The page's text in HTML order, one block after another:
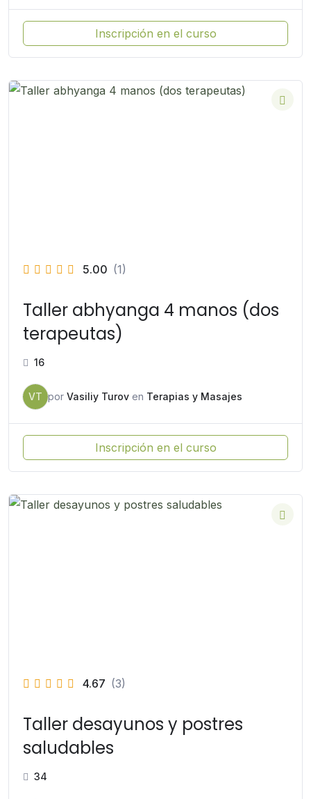
Inscripción en el curso
5.00 (1)
Taller abhyanga 4 manos (dos
terapeutas)
16
VT por Vasiliy Turov en Terapias y Masajes
Inscripción en el curso
4.67 (3)
Taller desayunos y postres
saludables
34